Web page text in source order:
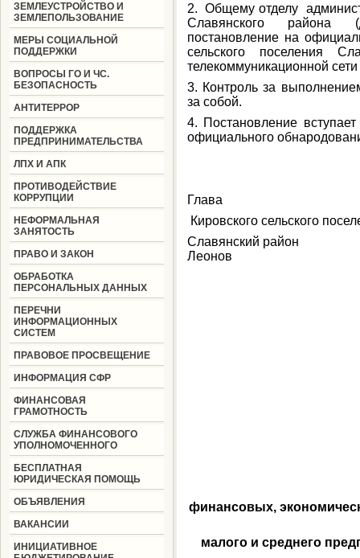
ЗЕМЛЕУСТРОЙСТВО И
ЗЕМЛЕПОЛЬЗОВАНИЕ
МЕРЫ СОЦИАЛЬНОЙ
ПОДДЕРЖКИ
ВОПРОСЫ ГО И ЧС.
БЕЗОПАСНОСТЬ
АНТИТЕРРОР
ПОДДЕРЖКА
ПРЕДПРИНИМАТЕЛЬСТВА
ЛПХ И АПК
ПРОТИВОДЕЙСТВИЕ
КОРРУПЦИИ
НЕФОРМАЛЬНАЯ
ЗАНЯТОСТЬ
ПРАВО И ЗАКОН
ОБРАБОТКА
ПЕРСОНАЛЬНЫХ ДАННЫХ
ПЕРЕЧНИ
ИНФОРМАЦИОННЫХ
СИСТЕМ
ПРАВОВОЕ ПРОСВЕЩЕНИЕ
ИНФОРМАЦИЯ СФР
ФИНАНСОВАЯ
ГРАМОТНОСТЬ
СЛУЖБА ФИНАНСОВОГО
УПОЛНОМОЧЕННОГО
БЕСПЛАТНАЯ
ЮРИДИЧЕСКАЯ ПОМОЩЬ
ОБЪЯВЛЕНИЯ
ВАКАНСИИ
ИНИЦИАТИВНОЕ
2. Общему отделу
Славянского района
постановление на
сельского поселения
телекоммуникационной
3. Контроль за
за собой.
4. Постановление
официального
Глава
Кировского сельского
Леонов
финансовых,
малого и среднего